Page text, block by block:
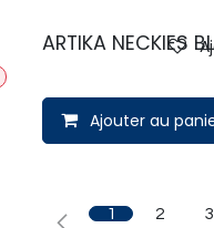
ARTIKA NECKIES
Ajouter au
1 2 3